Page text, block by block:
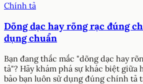
Chính tả
Dõng dạc hay rõng rạc đúng
dụng chuẩn
Bạn đang thắc mắc "dõng dạc hay
tả"? Hãy khám phá sự khác biệt giữa
bảo bạn luôn sử dụng đúng chính tả